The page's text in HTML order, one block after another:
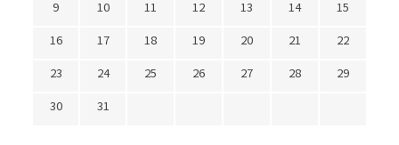
9
10 11 12 13 14
15
16
17 18 19 20 21
22
23
24 25 26 27 28
29
30
31